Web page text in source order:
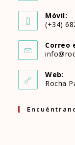
abre
tu
aplicación
Móvil:
(+34)
abre
tu
Correo
Web:
Rocha